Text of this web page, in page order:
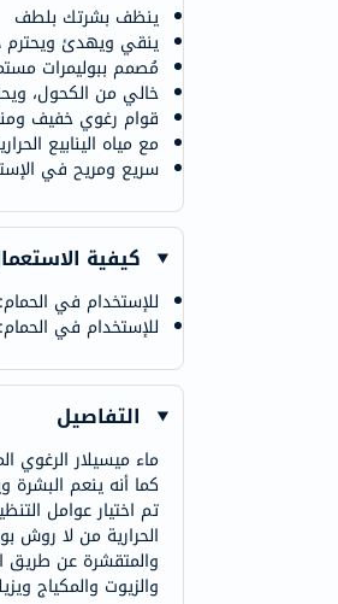
ينظف بشرتك بلطف
ينقي ويهدئ ويحترم
مُصمم ببوليمرات
خالي من الكحول،
قوام رغوي خفيف
مع مياه الينابيع
سريع ومريح في
كيفية
للإستخدام في
للإستخدام في الحمام: اسكبي ما يعادل 5 مضخات
التفاصيل
ماء ميسيلار
كما أنه ينعم البشرة
تم اختيار عوامل
الحرارية من لا روش
والمتقشرة عن طريق
والزيوت والمكياج